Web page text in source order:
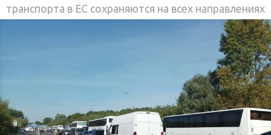
транспорта в ЕС сохраняются на всех направлениях